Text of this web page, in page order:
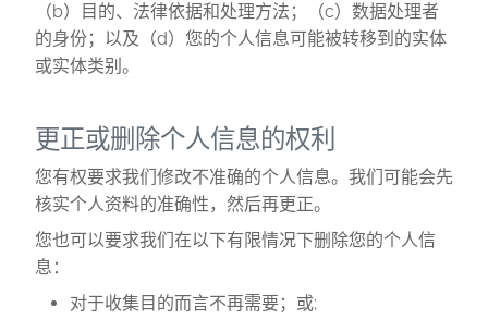
（b）目的、法律依据和处理方法；（c）数据处理者
的身份；以及（d）您的个人信息可能被转移到的实体
或实体类别。
更正或删除个人信息的权利
您有权要求我们修改不准确的个人信息。我们可能会先
核实个人资料的准确性，然后再更正。
您也可以要求我们在以下有限情况下删除您的个人信
息：
对于收集目的而言不再需要；或;